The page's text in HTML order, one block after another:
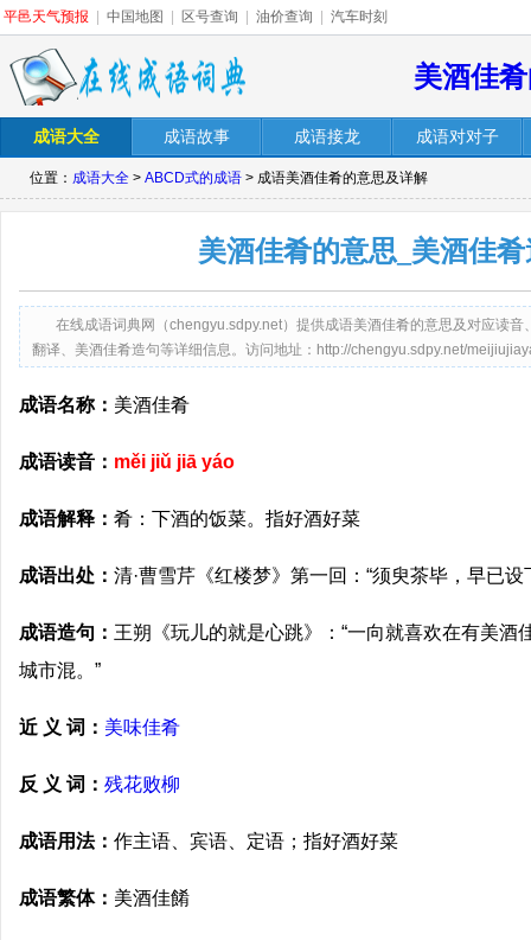
平邑天气预报 中国地图 区号查询 油价查询 汽车时刻
美酒佳
成语大全 成语故事 成语接龙 成语对对子
位置： 成语大全 > ABCD式的成语 > 成语美酒佳肴的意思及详解
美酒佳肴的意思_美酒佳
在线成语词典网（chengyu.sdpy.net）提供成语美酒佳肴的意思及对应读
翻译、美酒佳肴造句等详细信息。访问地址：http://chengyu.sdpy.net/
成语名称： 美酒佳肴
成语读音： měi jiǔ jiā yáo
成语解释： 肴：下酒的饭菜。指好酒好菜
成语出处： 清·曹雪芹《红楼梦》第一回：“须臾茶毕，早已
成语造句： 王朔《玩儿的就是心跳》：“一向就喜欢在有美
城市混。”
近 义 词： 美味佳肴
反 义 词： 残花败柳
成语用法： 作主语、宾语、定语；指好酒好菜
成语繁体： 美酒佳餚